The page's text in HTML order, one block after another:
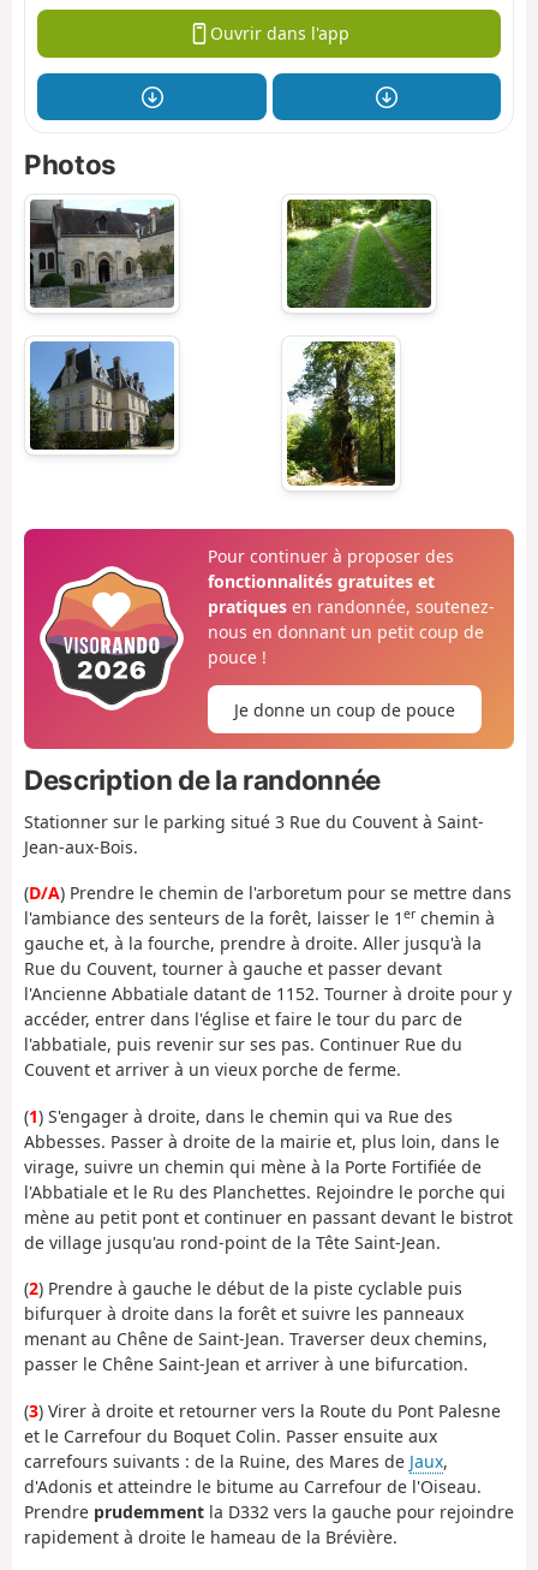
Ouvrir dans l'app
Photos
Pour continuer à proposer des
fonctionnalités gratuites et
pratiquesen randonnée, soutenez-
nous en donnant un petit coup de
pouce !
Je donne un coup de pouce
Description de la randonnée
Stationner sur le parking situé 3 Rue du Couvent à Saint-
Jean-aux-Bois.
(D/A) Prendre le chemin de l'arboretum pour se mettre dans
l'ambiance des senteurs de la forêt, laisser le 1 er chemin à
gauche et, à la fourche, prendre à droite. Aller jusqu'à la
Rue du Couvent, tourner à gauche et passer devant
l'Ancienne Abbatiale datant de 1152. Tourner à droite pour y
accéder, entrer dans l'église et faire le tour du parc de
l'abbatiale, puis revenir sur ses pas. Continuer Rue du
Couvent et arriver à un vieux porche de ferme.
(1) S'engager à droite, dans le chemin qui va Rue des
Abbesses. Passer à droite de la mairie et, plus loin, dans le
virage, suivre un chemin qui mène à la Porte Fortifiée de
l'Abbatiale et le Ru des Planchettes. Rejoindre le porche qui
mène au petit pont et continuer en passant devant le bistrot
de village jusqu'au rond-point de la Tête Saint-Jean.
(2) Prendre à gauche le début de la piste cyclable puis
bifurquer à droite dans la forêt et suivre les panneaux
menant au Chêne de Saint-Jean. Traverser deux chemins,
passer le Chêne Saint-Jean et arriver à une bifurcation.
(3) Virer à droite et retourner vers la Route du Pont Palesne
et le Carrefour du Boquet Colin. Passer ensuite aux
carrefours suivants : de la Ruine, des Mares de Jaux,
d'Adonis et atteindre le bitume au Carrefour de l'Oiseau.
Prendre prudemment la D332 vers la gauche pour rejoindre
rapidement à droite le hameau de la Brévière.